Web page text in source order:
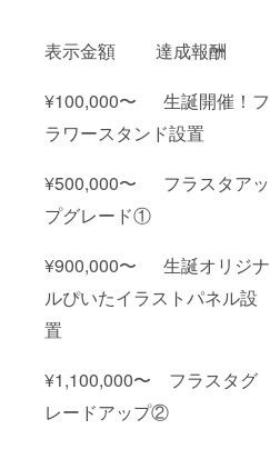
表示金額 達成報酬
¥100,000〜 生誕開催！フ
ラワースタンド設置
¥500,000〜 フラスタアッ
プグレード①
¥900,000〜 生誕オリジナ
ルぴいたイラストパネル設
置
¥1,100,000〜 フラスタグ
レードアップ②